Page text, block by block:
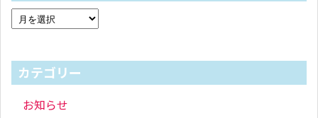
カテゴリー
お知らせ